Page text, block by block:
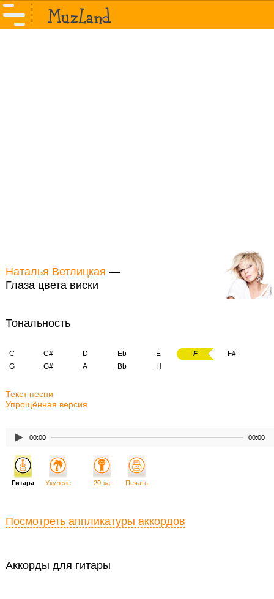
Наталья Ветлицкая —
Глаза цвета виски
Тональность
C C# D Eb E F
F#
G
G# A Bb H
Текст песни
Упрощённая версия
00:00 00:00
Аккорды для гитары
Гитара Укулеле 20-ка Печать
Посмотреть аппликатуры аккордов